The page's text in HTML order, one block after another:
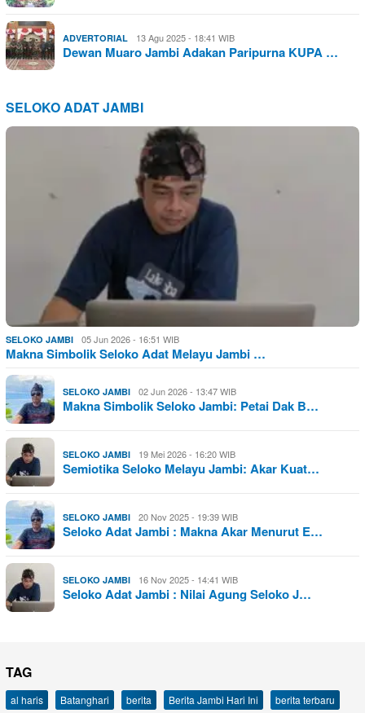
ADVERTORIAL 13 Agu 2025 - 18:41 WIB
Dewan Muaro Jambi Adakan Paripurna KUPA …
SELOKO ADAT JAMBI
SELOKO JAMBI 05 Jun 2026 - 16:51 WIB
Makna Simbolik Seloko Adat Melayu Jambi …
SELOKO JAMBI 02 Jun 2026 - 13:47 WIB
Makna Simbolik Seloko Jambi: Petai Dak B…
SELOKO JAMBI 19 Mei 2026 - 16:20 WIB
Semiotika Seloko Melayu Jambi: Akar Kuat…
SELOKO JAMBI 20 Nov 2025 - 19:39 WIB
Seloko Adat Jambi : Makna Akar Menurut E…
SELOKO JAMBI 16 Nov 2025 - 14:41 WIB
Seloko Adat Jambi : Nilai Agung Seloko J…
TAG
al haris Batanghari berita Berita Jambi Hari Ini
berita terbaru